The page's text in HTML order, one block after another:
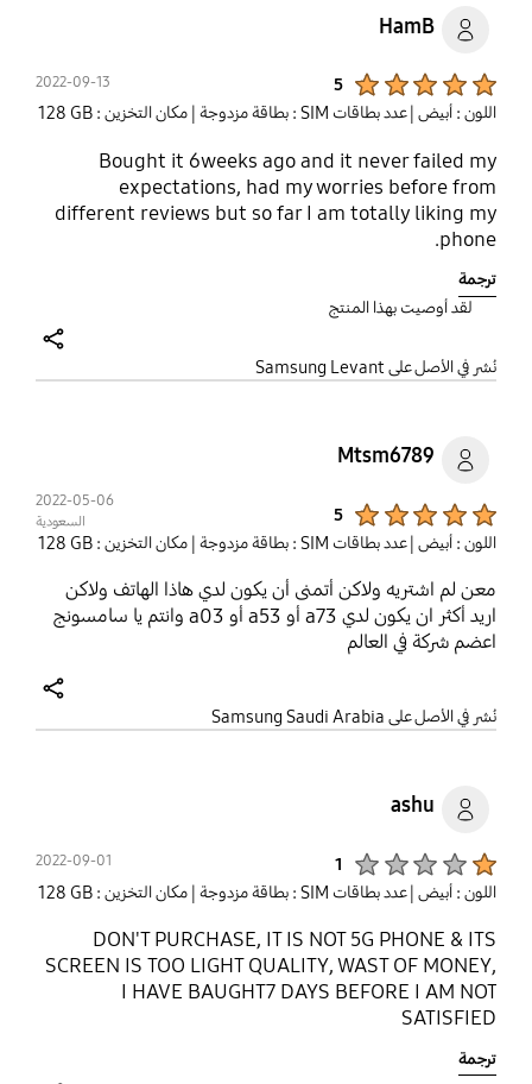
HamB
5
2022-09-13
اللون : أبيض | عدد بطاقات SIM : بطاقة مزدوجة | مكان التخزين : ‎‎128 GB‎‎
Bought it 6weeks ago and it never failed my
expectations, had my worries before from
different reviews but so far I am totally liking my
phone.
ترجمة
لقد أوصيت بهذا المنتج
نُشر في الأصل على Samsung Levant
Mtsm6789
5
2022-05-06
السعودية
اللون : أبيض | عدد بطاقات SIM : بطاقة مزدوجة | مكان التخزين : ‎‎128 GB‎‎
معن لم اشتريه ولاكن أتمنى أن يكون لدي هاذا الهاتف ولاكن
اريد أكثر ان يكون لدي a73 أو a53 أو a03 وانتم يا سامسونج
اعضم شركة في العالم
نُشر في الأصل على Samsung Saudi Arabia
ashu
1
2022-09-01
اللون : أبيض | عدد بطاقات SIM : بطاقة مزدوجة | مكان التخزين : ‎‎128 GB‎‎
DON'T PURCHASE, IT IS NOT 5G PHONE & ITS
SCREEN IS TOO LIGHT QUALITY, WAST OF MONEY,
I HAVE BAUGHT7 DAYS BEFORE I AM NOT
SATISFIED
ترجمة